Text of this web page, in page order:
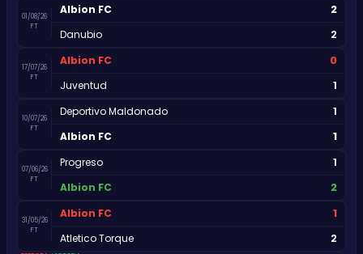
01/08/26
FT
Albion FC 2
Danubio 2
17/07/26
FT
Albion FC 0
Juventud 1
10/07/26
FT
Deportivo Maldonado 1
Albion FC 1
07/06/26
FT
Progreso 1
Albion FC 2
31/05/26
FT
Albion FC 1
Atletico Torque 2